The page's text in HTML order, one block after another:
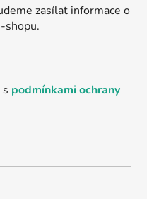
zasílat informace o
shopu.
podmínkami ochrany